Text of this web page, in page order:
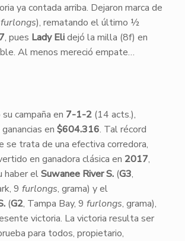
ya contada arriba. Dejaron marca de
furlongs), rematando el último ½
, pues Lady Elidejó la milla (8f) en
Al menos mereció empate…
campaña en 7-1-2(14 acts.),
en $604.316. Tal récord
se trata de una efectiva corredora,
en ganadora clásica en 2017,
haber elSuwanee River S.(G3,
9 furlongs, grama) y el
(G2, Tampa Bay, 9 furlongs, grama),
victoria. La victoria resulta ser
para todos, propietario,